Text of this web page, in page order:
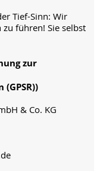
Tief-Sinn: Wir
zu führen! Sie selbst
zur
& Co. KG